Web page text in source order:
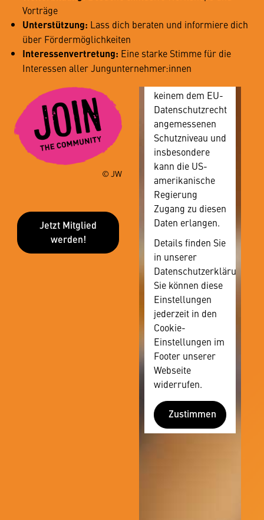
Vorträge
Unterstützung: Lass dich beraten und informiere dich
über Fördermöglichkeiten
Interessenvertretung: Eine starke Stimme für die
Interessen aller Jungunternehmer:innen
© JW
Jetzt Mitglied
werden!
mitunter mit US-
amerikanischen
Anbietern
Diese Daten
keinem dem EU-
Datenschutzrecht
angemessenen
Schutzniveau und
insbesondere
kann die US-
amerikanische
Regierung
Zugang zu diesen
Daten erlangen.
Details finden Sie
in unserer
Datenschutzerklärung.
Sie können diese
Einstellungen
jederzeit in den
Cookie-
Einstellungen im
Footer unserer
Webseite
widerrufen.
Zustimmen